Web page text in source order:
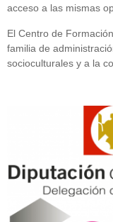
acceso a las mismas
El Centro de
familia de
socioculturales y a la